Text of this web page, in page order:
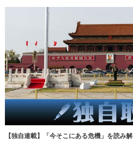
【独自連載】「今そこにある危機」を読み